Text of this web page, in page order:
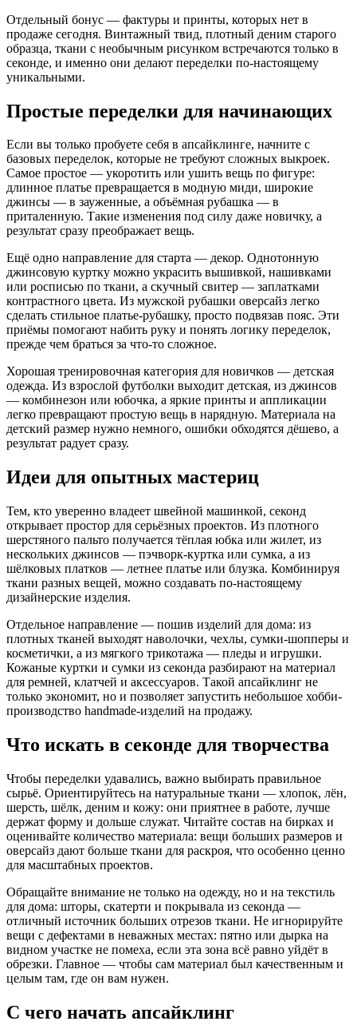
Отдельный бонус — фактуры и принты, которых нет в
продаже сегодня. Винтажный твид, плотный деним старого
образца, ткани с необычным рисунком встречаются только в
секонде, и именно они делают переделки по-настоящему
уникальными.
Простые переделки для начинающих
Если вы только пробуете себя в апсайклинге, начните с
базовых переделок, которые не требуют сложных выкроек.
Самое простое — укоротить или ушить вещь по фигуре:
длинное платье превращается в модную миди, широкие
джинсы — в зауженные, а объёмная рубашка — в
приталенную. Такие изменения под силу даже новичку, а
результат сразу преображает вещь.
Ещё одно направление для старта — декор. Однотонную
джинсовую куртку можно украсить вышивкой, нашивками
или росписью по ткани, а скучный свитер — заплатками
контрастного цвета. Из мужской рубашки оверсайз легко
сделать стильное платье-рубашку, просто подвязав пояс. Эти
приёмы помогают набить руку и понять логику переделок,
прежде чем браться за что-то сложное.
Хорошая тренировочная категория для новичков — детская
одежда. Из взрослой футболки выходит детская, из джинсов
— комбинезон или юбочка, а яркие принты и аппликации
легко превращают простую вещь в нарядную. Материала на
детский размер нужно немного, ошибки обходятся дёшево, а
результат радует сразу.
Идеи для опытных мастериц
Тем, кто уверенно владеет швейной машинкой, секонд
открывает простор для серьёзных проектов. Из плотного
шерстяного пальто получается тёплая юбка или жилет, из
нескольких джинсов — пэчворк-куртка или сумка, а из
шёлковых платков — летнее платье или блузка. Комбинируя
ткани разных вещей, можно создавать по-настоящему
дизайнерские изделия.
Отдельное направление — пошив изделий для дома: из
плотных тканей выходят наволочки, чехлы, сумки-шопперы и
косметички, а из мягкого трикотажа — пледы и игрушки.
Кожаные куртки и сумки из секонда разбирают на материал
для ремней, клатчей и аксессуаров. Такой апсайклинг не
только экономит, но и позволяет запустить небольшое хобби-
производство handmade-изделий на продажу.
Что искать в секонде для творчества
Чтобы переделки удавались, важно выбирать правильное
сырьё. Ориентируйтесь на натуральные ткани — хлопок, лён,
шерсть, шёлк, деним и кожу: они приятнее в работе, лучше
держат форму и дольше служат. Читайте состав на бирках и
оценивайте количество материала: вещи больших размеров и
оверсайз дают больше ткани для раскроя, что особенно ценно
для масштабных проектов.
Обращайте внимание не только на одежду, но и на текстиль
для дома: шторы, скатерти и покрывала из секонда —
отличный источник больших отрезов ткани. Не игнорируйте
вещи с дефектами в неважных местах: пятно или дырка на
видном участке не помеха, если эта зона всё равно уйдёт в
обрезки. Главное — чтобы сам материал был качественным и
целым там, где он вам нужен.
С чего начать апсайклинг